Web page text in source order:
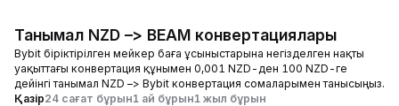
Танымал NZD –> BEAM конвертациялары
Bybit біріктірілген мейкер баға ұсыныстарына негізделген нақты
уақыттағы конвертация құнымен 0,001 NZD-ден 100 NZD-ге
дейінгі танымал NZD –> Bybit конвертация сомаларымен танысыңыз.
Қазір24 сағат бұрын1 ай бұрын1 жыл бұрын